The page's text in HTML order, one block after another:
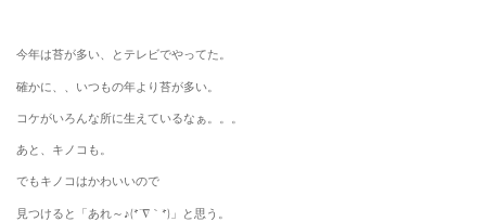
今年は苔が多い、とテレビでやってた。
確かに、、いつもの年より苔が多い。
コケがいろんな所に生えているなぁ。。。
あと、キノコも。
でもキノコはかわいいので
見つけると「あれ～♪(*´∇｀*)」と思う。